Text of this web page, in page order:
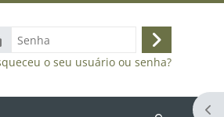
Acessar
o seu usuário ou senha?